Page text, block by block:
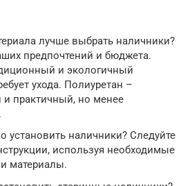
лучше выбрать наличники?
предпочтений и бюджета.
и экологичный
ухода. Полиуретан –
практичный, но менее
установить наличники? Следуйте
используя необходимые
материалы.